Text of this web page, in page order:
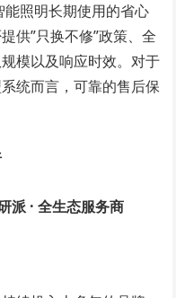
照明长期使用的省心
供”只换不修”政策、全
模以及响应时效。对于
统而言，可靠的售后保
· 全生态服务商